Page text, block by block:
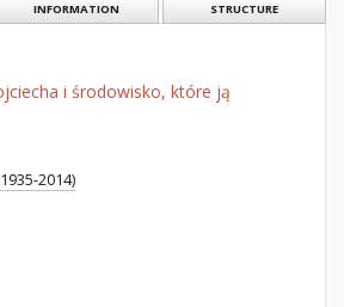
INFORMATION STRUCTURE
i środowisko, które ją
2014)